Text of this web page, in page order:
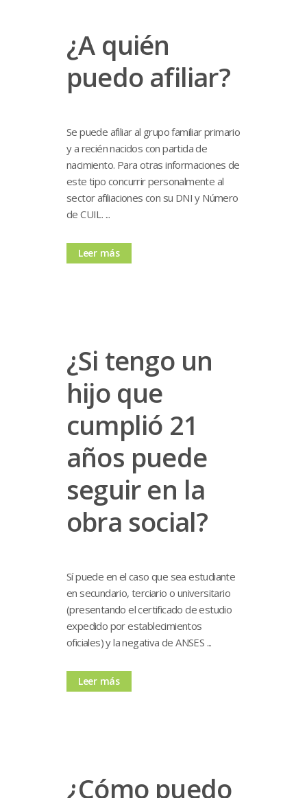
¿A quién
puedo afiliar?
Se puede afiliar al grupo familiar primario
y a recién nacidos con partida de
nacimiento. Para otras informaciones de
este tipo concurrir personalmente al
sector afiliaciones con su DNI y Número
de CUIL. ...
Leer más
¿Si tengo un
hijo que
cumplió 21
años puede
seguir en la
obra social?
Sí puede en el caso que sea estudiante
en secundario, terciario o universitario
(presentando el certificado de estudio
expedido por establecimientos
oficiales) y la negativa de ANSES ...
Leer más
¿Cómo puedo